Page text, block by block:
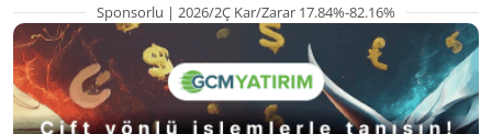
Sponsorlu | 2026/2Ç Kar/Zarar 17.84%-82.16%